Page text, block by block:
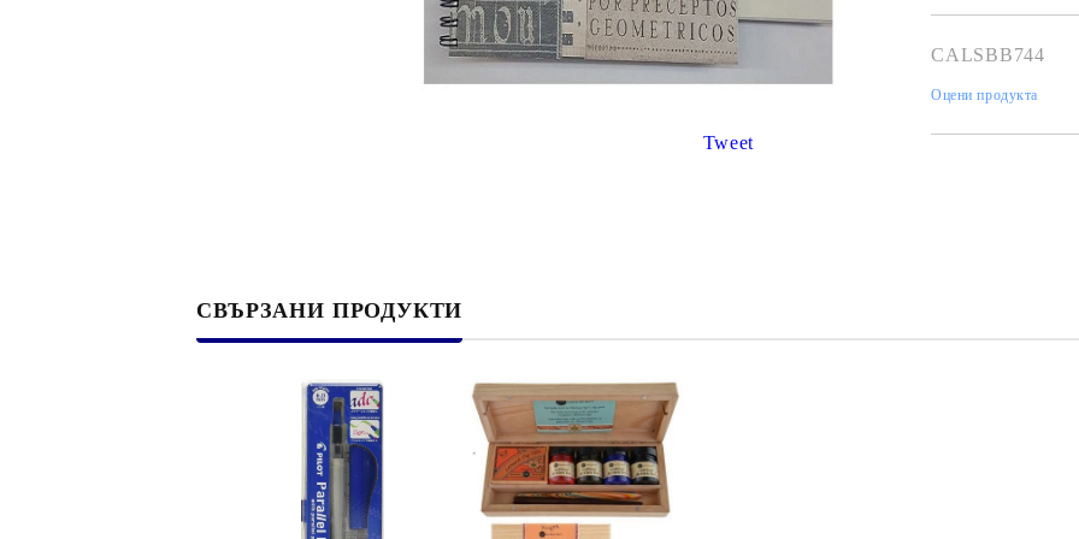
Гумирани листи, пера, шринк пластмаса и др.
MEMENTO - Dye Ink Japan
VERSACRAFT - За текстил, дърво,
VERSAMAGIC - Chalk ink,
BRILLIANCE - Пигментно мастило
ПОЛИМЕРНИ ПЕЧАТИ И
АКСЕСОАРИ
ПЕЧАТИ ЗА ВОСЪК И ЦВЕТНИ
ВОСЪЦИ
Перлени , Металик , Брокат
Tweet
CALSBB744
Оцени продукта
СВЪРЗАНИ ПРОДУКТИ